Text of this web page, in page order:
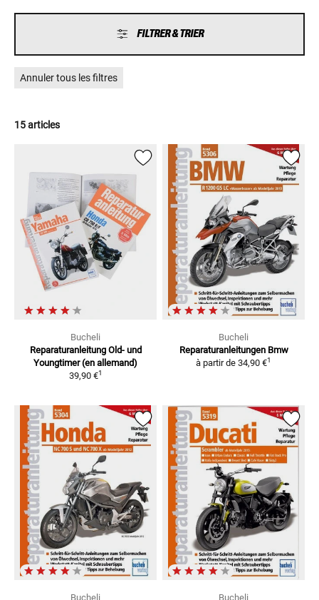
FILTRER & TRIER
Annuler tous les filtres
15 articles
Bucheli
Reparaturanleitung Old- und
Youngtimer (en allemand)
39,90 €1
Bucheli
Reparaturanleitungen Bmw
à partir de 34,90 €1
Bucheli
Bucheli